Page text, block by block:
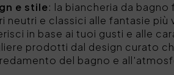
e stile: la biancheria da
neutri e classici alle fantasie
in base ai tuoi gusti e alle
prodotti dal design curato
del bagno e